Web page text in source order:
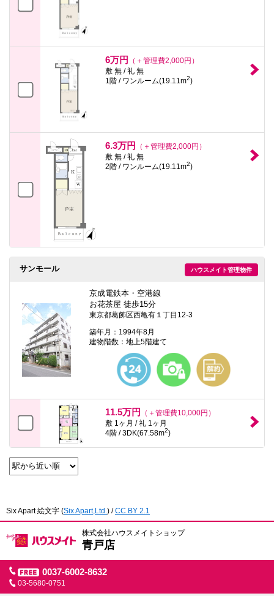
6万円
（＋管理費2,000円）
敷 無 / 礼 無
1階 / ワンルーム(19.11m2)
6.3万円
（＋管理費2,000円）
敷 無 / 礼 無
2階 / ワンルーム(19.11m2)
ハウスメイト管理物件
サンモール
京成電鉄本・空港線
お花茶屋 徒歩15分
東京都葛飾区西亀有１丁目12-3
築年月：1994年8月
建物階数：地上5階建て
11.5万円
（＋管理費10,000円）
敷 1ヶ月 / 礼 1ヶ月
4階 / 3DK(67.58m2)
Six Apart 絵文字 (Six Apart,Ltd.) /CC BY 2.1
株式会社ハウスメイトショップ
青戸店
0037-6002-8632
03-5680-0751